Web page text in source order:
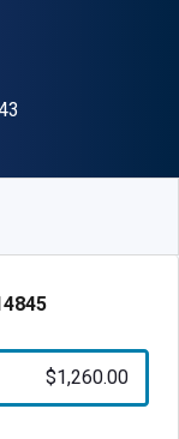
$1,260.00